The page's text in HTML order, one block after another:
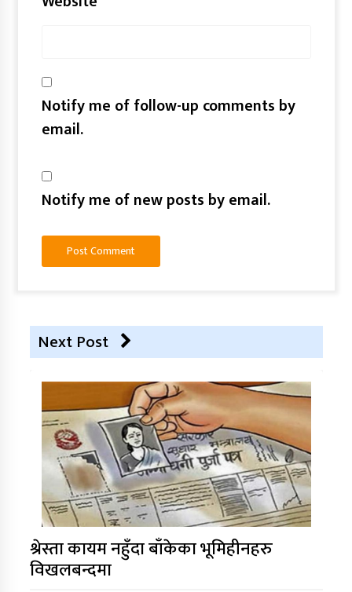
Notify me of follow-up comments by
email.
Notify me of new posts by email.
Next Post
श्रेस्ता कायम नहुँदा बाँकेका भूमिहीनहरु
विखलबन्दमा